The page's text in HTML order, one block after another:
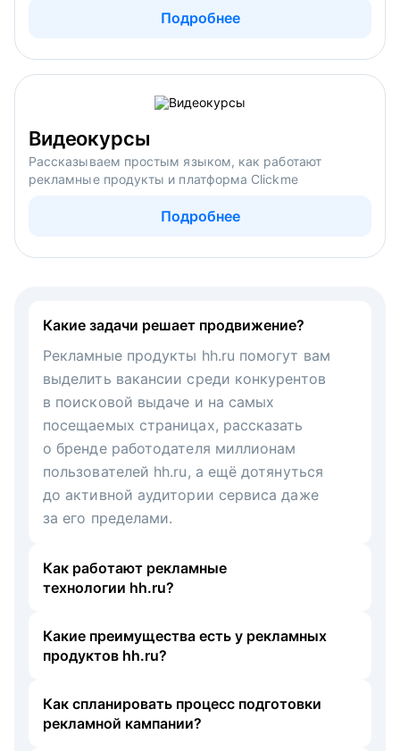
Подробнее
Видеокурсы
Рассказываем простым языком, как работают
рекламные продукты и платформа Clickme
Подробнее
Какие задачи решает продвижение?
Рекламные продукты hh.ru помогут вам
выделить вакансии среди конкурентов
в поисковой выдаче и на самых
посещаемых страницах, рассказать
о бренде работодателя миллионам
пользователей hh.ru, а ещё дотянуться
до активной аудитории сервиса даже
за его пределами.
Как работают рекламные
технологии hh.ru?
Какие преимущества есть у рекламных
продуктов hh.ru?
Как спланировать процесс подготовки
рекламной кампании?